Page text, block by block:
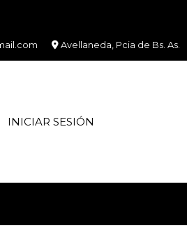
Avellaneda, Pcia de Bs. As.
INICIAR SESIÓN